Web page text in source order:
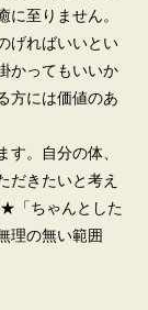
至りません。
げればいいとい
かってもいいか
方には価値のあ
。自分の体、
だきたいと考え
「ちゃんとした
理の無い範囲